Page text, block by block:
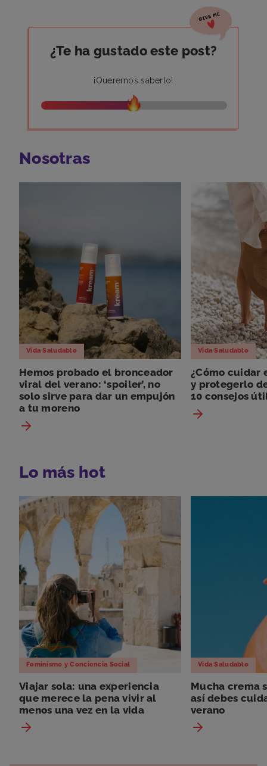
¿Te ha gustado este post?
¡Queremos saberlo!
Nosotras
Vida Saludable
Hemos probado el bronceador
viral del verano: ‘spoiler’, no
solo sirve para dar un empujón
a tu moreno
Vida Saludable
¿Cómo cuidar
y protegerlo
10 consejos
Lo más hot
Feminismo y Conciencia Social
Viajar sola: una experiencia
que merece la pena vivir al
menos una vez en la vida
Vida Saludable
Mucha crema
así debes
verano